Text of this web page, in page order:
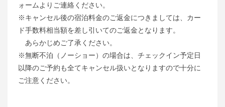
ォームよりご連絡ください。
※キャンセル後の宿泊料金のご返金につきましては、カー
ド手数料相当額を差し引いてのご返金となります。
あらかじめご了承ください。
※無断不泊（ノーショー）の場合は、チェックイン予定日
以降のご予約も全てキャンセル扱いとなりますので十分に
ご注意ください。